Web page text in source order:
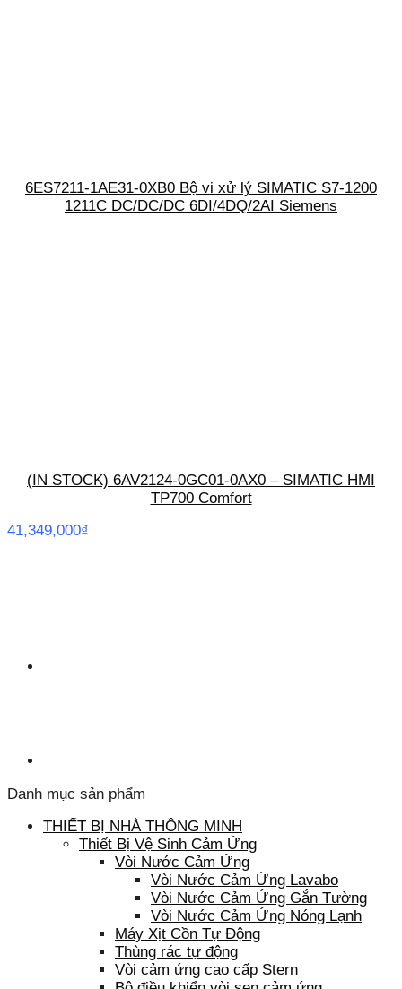
6ES7211-1AE31-0XB0 Bộ vi xử lý SIMATIC S7-1200
1211C DC/DC/DC 6DI/4DQ/2AI Siemens
(IN STOCK) 6AV2124-0GC01-0AX0 – SIMATIC HMI
TP700 Comfort
41,349,000₫
Danh mục sản phẩm
THIẾT BỊ NHÀ THÔNG MINH
Thiết Bị Vệ Sinh Cảm Ứng
Vòi Nước Cảm Ứng
Vòi Nước Cảm Ứng Lavabo
Vòi Nước Cảm Ứng Gắn Tường
Vòi Nước Cảm Ứng Nóng Lạnh
Máy Xịt Cồn Tự Động
Thùng rác tự động
Vòi cảm ứng cao cấp Stern